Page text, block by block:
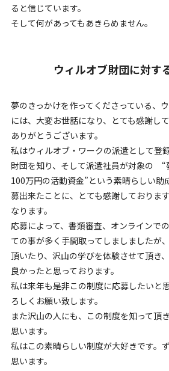
ると信じています。
そして何があってもあきらめません。
ウィルオブ財団に対す
夢のきっかけを作ってくださっている、
には、大変お世話になり、とても感謝して
ありがとうございます。
私はウィルオブ・ワークの派遣として登
財団を知り、そして派遣社員が対象の “
100万円の活動資金”という素晴らしい助
募出来たことに、とても感謝しておりま
なります。
応募によって、書類審査、オンラインで
ての事が多く手間取ってしましましたが
頂いたり、沢山の学びを体験させて頂き
良かったと思っております。
私は来年も是非この制度に応募したいと
ろしくお願い致します。
また沢山の人にも、この制度を知って頂
思います。
私はこの素晴らしい制度が大好きです。
思います。